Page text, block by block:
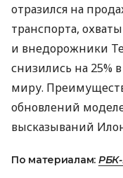
отразился на
транспорта,
и внедорожники
снизились на 25%
миру.
обновлений
высказываний
По материалам: